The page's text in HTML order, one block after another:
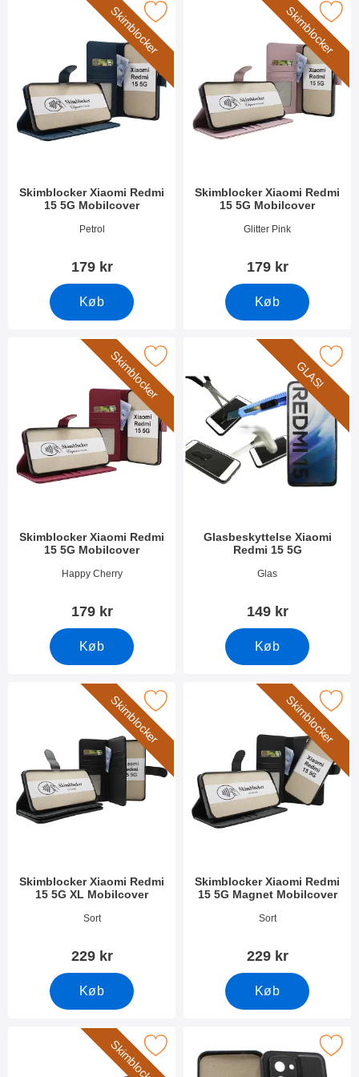
Skimblocker
Skimblocker Xiaomi Redmi
15 5G Mobilcover
Varenr 54623Petrol
179 kr
Køb
skimblocker Xiaomi Redmi 15 5G Mobilcover som favorit
Skimblocker
Skimblocker Xiaomi Redmi
15 5G Mobilcover
Varenr 54625Glitter Pink
179 kr
Køb
Marker skimblocker Xiaomi Redmi
Skimblocker
Skimblocker Xiaomi Redmi
15 5G Mobilcover
Varenr 54626Happy Cherry
179 kr
Køb
skimblocker Xiaomi Redmi 15 5G Mobilcover som favorit
GLAS!
Glasbeskyttelse Xiaomi
Redmi 15 5G
Varenr 54621Glas
149 kr
Køb
Marker glasbeskyttelse Xiaomi
Skimblocker
Skimblocker Xiaomi Redmi
15 5G XL Mobilcover
Varenr 54666Sort
229 kr
Køb
skimblocker Xiaomi Redmi 15 5G XL Mobilcover som favorit
Skimblocker
Skimblocker Xiaomi Redmi
15 5G Magnet Mobilcover
Varenr 54665Sort
229 kr
Køb
Marker skimblocker Xiaomi Redmi 15
Skimblocker
Xiaomi Redmi 15 5G XL Magnet Mobilcover som
Marker magnet Cover Xiaomi